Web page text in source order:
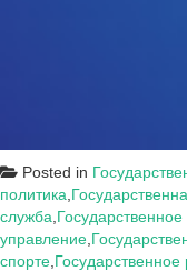
Posted in
политика
служба
управление
спорте